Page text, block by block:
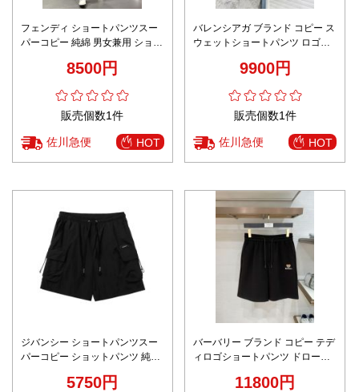
フェンディ ショートパンツスー
パーコピー 純綿 男女兼用 ショッ
モンイエロー8500円
販売個数1件
佐川急便 HOT
バレンシアガ ブランド コピー ス
ウェットショートパンツ ロゴ刺
9900円
販売個数1件
佐川急便 HOT
ジバンシー ショートパンツスー
パーコピー ショットパンツ 純綿
5750円
バーバリー ブランド コピー テデ
ィロゴショートパンツ ドロース
11800円